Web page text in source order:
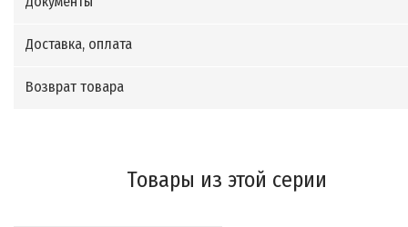
Доставка, оплата
Возврат товара
Товары из этой серии